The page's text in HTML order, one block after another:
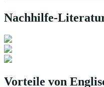
Nachhilfe-
Vorteile von